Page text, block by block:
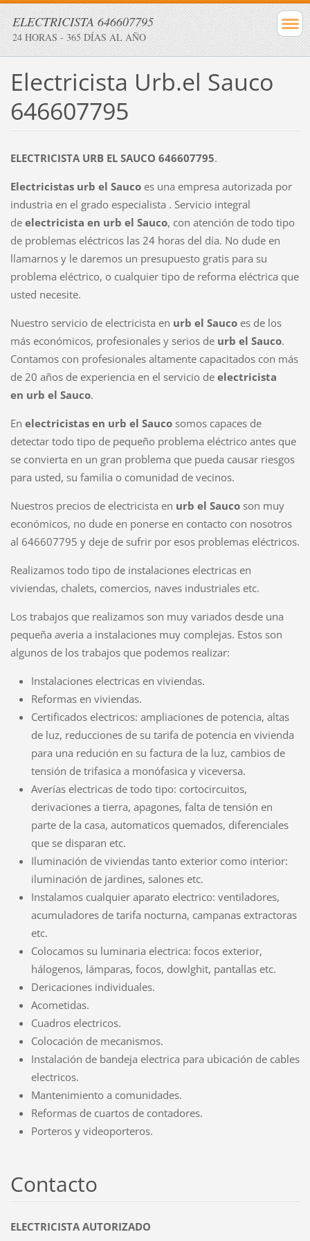
ELECTRICISTA 646607795
24 HORAS - 365 DÍAS AL AÑO
Electricista Urb.el Sauco
646607795
ELECTRICISTA URB EL SAUCO 646607795.
Electricistas urb el Sauco es una empresa autorizada por
industria en el grado especialista . Servicio integral
de electricista en urb el Sauco, con atención de todo tipo
de problemas eléctricos las 24 horas del día. No dude en
llamarnos y le daremos un presupuesto gratis para su
problema eléctrico, o cualquier tipo de reforma eléctrica que
usted necesite.
Nuestro servicio de electricista en urb el Sauco es de los
más económicos, profesionales y serios de urb el Sauco.
Contamos con profesionales altamente capacitados con más
de 20 años de experiencia en el servicio de electricista
en urb el Sauco.
En electricistas en urb el Sauco somos capaces de
detectar todo tipo de pequeño problema eléctrico antes que
se convierta en un gran problema que pueda causar riesgos
para usted, su familia o comunidad de vecinos.
Nuestros precios de electricista en urb el Sauco son muy
económicos, no dude en ponerse en contacto con nosotros
al 646607795 y deje de sufrir por esos problemas eléctricos.
Realizamos todo tipo de instalaciones electricas en
viviendas, chalets, comercios, naves industriales etc.
Los trabajos que realizamos son muy variados desde una
pequeña averia a instalaciones muy complejas. Estos son
algunos de los trabajos que podemos realizar:
Instalaciones electricas en viviendas.
Reformas en viviendas.
Certificados electricos: ampliaciones de potencia, altas
de luz, reducciones de su tarifa de potencia en vivienda
para una redución en su factura de la luz, cambios de
tensión de trifasica a monófasica y viceversa.
Averías electricas de todo tipo: cortocircuitos,
derivaciones a tierra, apagones, falta de tensión en
parte de la casa, automaticos quemados, diferenciales
que se disparan etc.
Iluminación de viviendas tanto exterior como interior:
iluminación de jardines, salones etc.
Instalamos cualquier aparato electrico: ventiladores,
acumuladores de tarifa nocturna, campanas extractoras
etc.
Colocamos su luminaria electrica: focos exterior,
hálogenos, lámparas, focos, dowlghit, pantallas etc.
Dericaciones individuales.
Acometidas.
Cuadros electricos.
Colocación de mecanismos.
Instalación de bandeja electrica para ubicación de cables
electricos.
Mantenimiento a comunidades.
Reformas de cuartos de contadores.
Porteros y videoporteros.
Contacto
ELECTRICISTA AUTORIZADO